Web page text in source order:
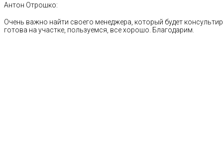
Антон Отрошко:
Очень важно найти своего менеджера, который будет
готова на участке, пользуемся, все хорошо. Благодарим.